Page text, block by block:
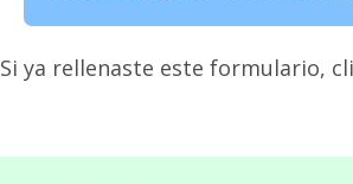
Si ya rellenaste este formulario,